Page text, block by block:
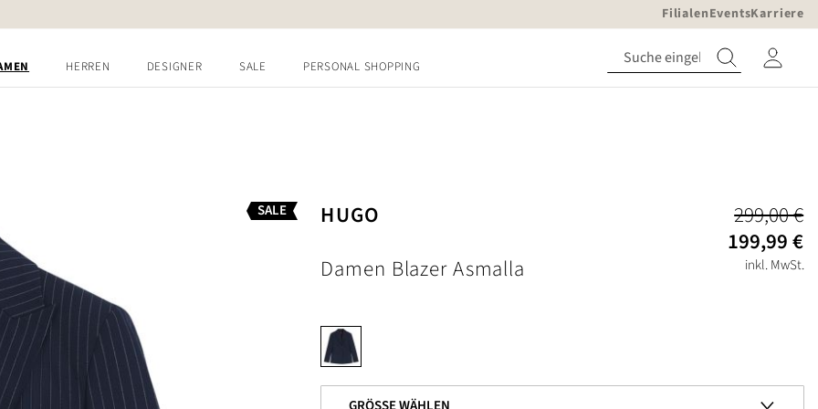
FilialenEventsKarriere
HERREN DESIGNER SALE PERSONAL SHOPPING
SALE
HUGO
Damen Blazer Asmalla
299,00 €
199,99 €
inkl. MwSt.